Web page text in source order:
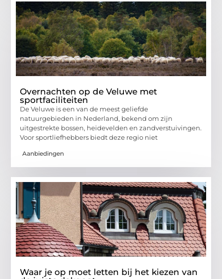
Overnachten op de Veluwe met
sportfaciliteiten
De Veluwe is een van de meest geliefde
natuurgebieden in Nederland, bekend om zijn
uitgestrekte bossen, heidevelden en zandverstuivingen.
Voor sportliefhebbers biedt deze regio niet
Aanbiedingen
Waar je op moet letten bij het kiezen van